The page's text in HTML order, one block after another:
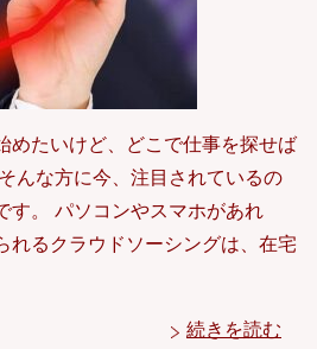
めたいけど、どこで仕事を探せば
んな方に今、注目されているの
す。 パソコンやスマホがあれ
れるクラウドソーシングは、在宅
続きを読む